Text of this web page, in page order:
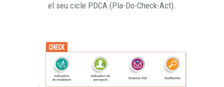
el seu cicle PDCA (Pla-Do-Check-Act).